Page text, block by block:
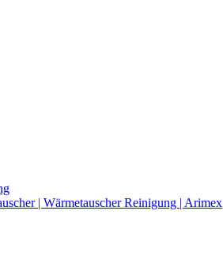
| Wärmetauscher Reinigung | Arimex